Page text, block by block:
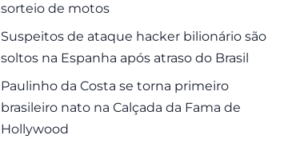
sorteio de motos
Suspeitos de ataque hacker bilionário são
soltos na Espanha após atraso do Brasil
Paulinho da Costa se torna primeiro
brasileiro nato na Calçada da Fama de
Hollywood